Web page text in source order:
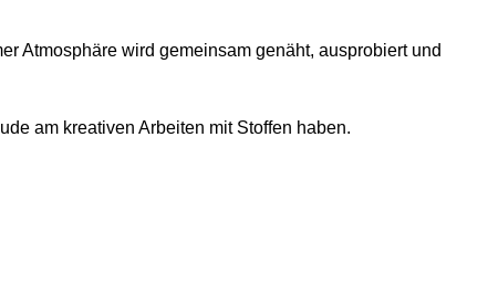
Atmosphäre wird gemeinsam genäht, ausprobiert und
am kreativen Arbeiten mit Stoffen haben.